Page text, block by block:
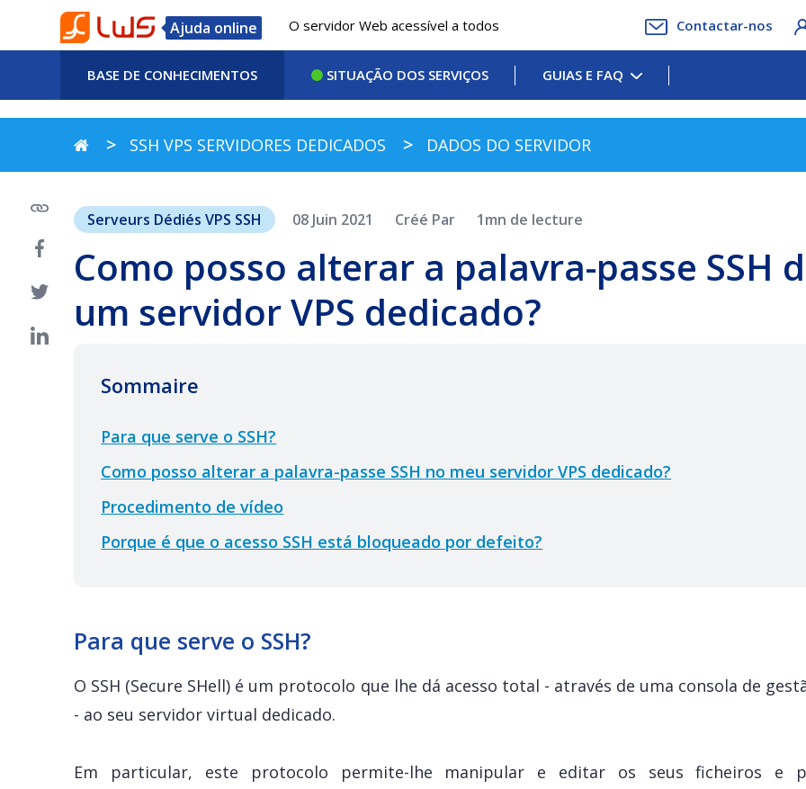
Ajuda online O servidor Web acessível a todos Contactar-nos
BASE DE CONHECIMENTOS SITUAÇÃO DOS SERVIÇOS GUIAS E FAQ
SSH VPS SERVIDORES DEDICADOS DADOS DO SERVIDOR
Serveurs Dédiés VPS SSH 08 Juin 2021 Créé Par 1mn de lecture
Como posso alterar a palavra-passe SSH
um servidor VPS dedicado?
Sommaire
Para que serve o SSH?
Como posso alterar a palavra-passe SSH no meu servidor VPS dedicado?
Procedimento de vídeo
Porque é que o acesso SSH está bloqueado por defeito?
Para que serve o SSH?
O SSH (Secure SHell) é um protocolo que lhe dá acesso total - através de uma consola de
- ao seu servidor virtual dedicado.
Em particular, este protocolo permite-lhe manipular e editar os seus ficheiros e